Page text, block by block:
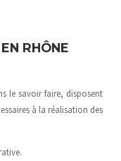
RHÔNE
le savoir faire, disposent
à la réalisation des